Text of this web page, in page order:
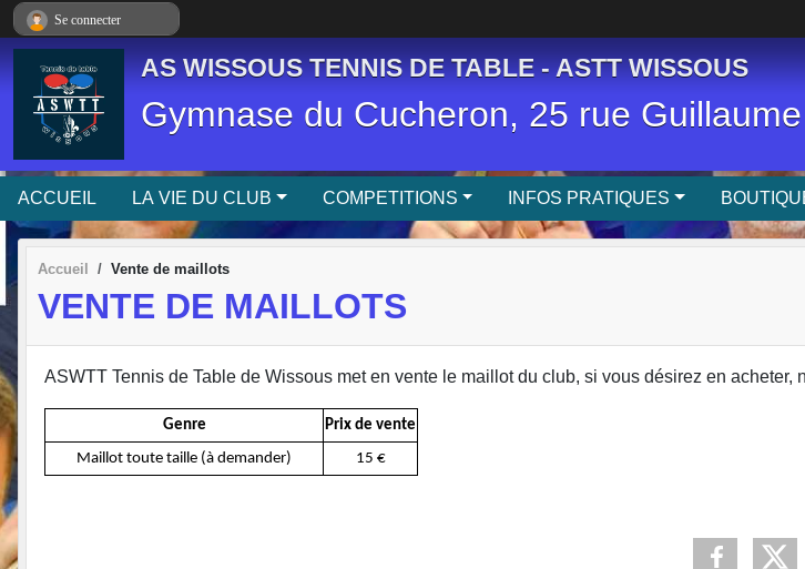
AS WISSOUS TENNIS DE TABLE - ASTT WISSOUS
Gymnase du Cucheron, 25 rue
ACCUEIL LA VIE DU CLUB COMPETITIONS INFOS PRATIQUES
Accueil Vente de maillots
VENTE DE MAILLOTS
ASWTT Tennis de Table de Wissous met en vente le maillot du club, si vous désirez en
Genre
Prix de vente
Maillot toute taille (à demander)
15 €
Se connecter
Panneau de gestion des cookies